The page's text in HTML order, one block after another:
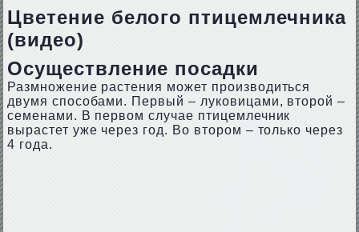
Цветение белого птицемлечника
(видео)
Осуществление посадки
Размножение растения может производиться
двумя способами. Первый – луковицами, второй –
семенами. В первом случае птицемлечник
вырастет уже через год. Во втором – только через
4 года.